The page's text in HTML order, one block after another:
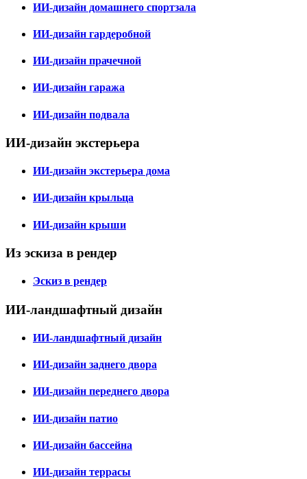
ИИ-дизайн домашнего спортзала
ИИ-дизайн гардеробной
ИИ-дизайн прачечной
ИИ-дизайн гаража
ИИ-дизайн подвала
ИИ-дизайн экстерьера
ИИ-дизайн экстерьера дома
ИИ-дизайн крыльца
ИИ-дизайн крыши
Из эскиза в рендер
Эскиз в рендер
ИИ-ландшафтный дизайн
ИИ-ландшафтный дизайн
ИИ-дизайн заднего двора
ИИ-дизайн переднего двора
ИИ-дизайн патио
ИИ-дизайн бассейна
ИИ-дизайн террасы